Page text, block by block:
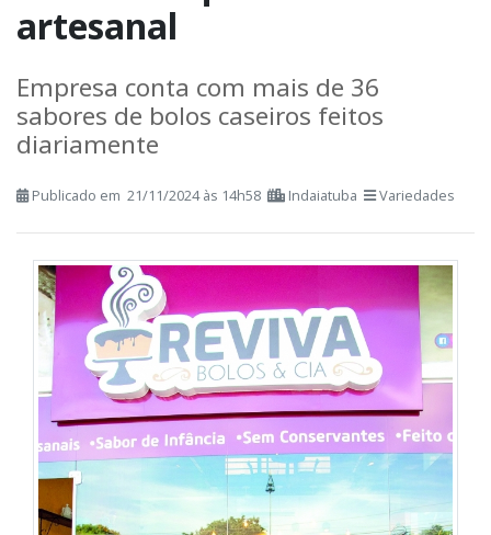
encantando com sabores
caseiros e qualidade
artesanal
sabores de bolos caseiros feitos
diariamente
Publicado em 21/11/2024 às 14h58 Indaiatuba Variedades